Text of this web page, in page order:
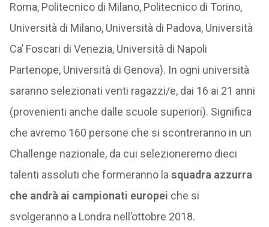
Roma, Politecnico di Milano, Politecnico di Torino,
Università di Milano, Università di Padova, Università
Ca’ Foscari di Venezia, Università di Napoli
Partenope, Università di Genova). In ogni università
saranno selezionati venti ragazzi/e, dai 16 ai 21 anni
(provenienti anche dalle scuole superiori). Significa
che avremo 160 persone che si scontreranno in un
Challenge nazionale, da cui selezioneremo dieci
talenti assoluti che formeranno la squadra azzurra
che andrà ai campionati europei che si
svolgeranno a Londra nell’ottobre 2018.